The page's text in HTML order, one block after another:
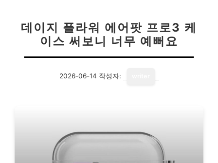
데이지 플라워 에어팟 프로3 케
이스 써보니 너무 예뻐요
2026-06-14 작성자: